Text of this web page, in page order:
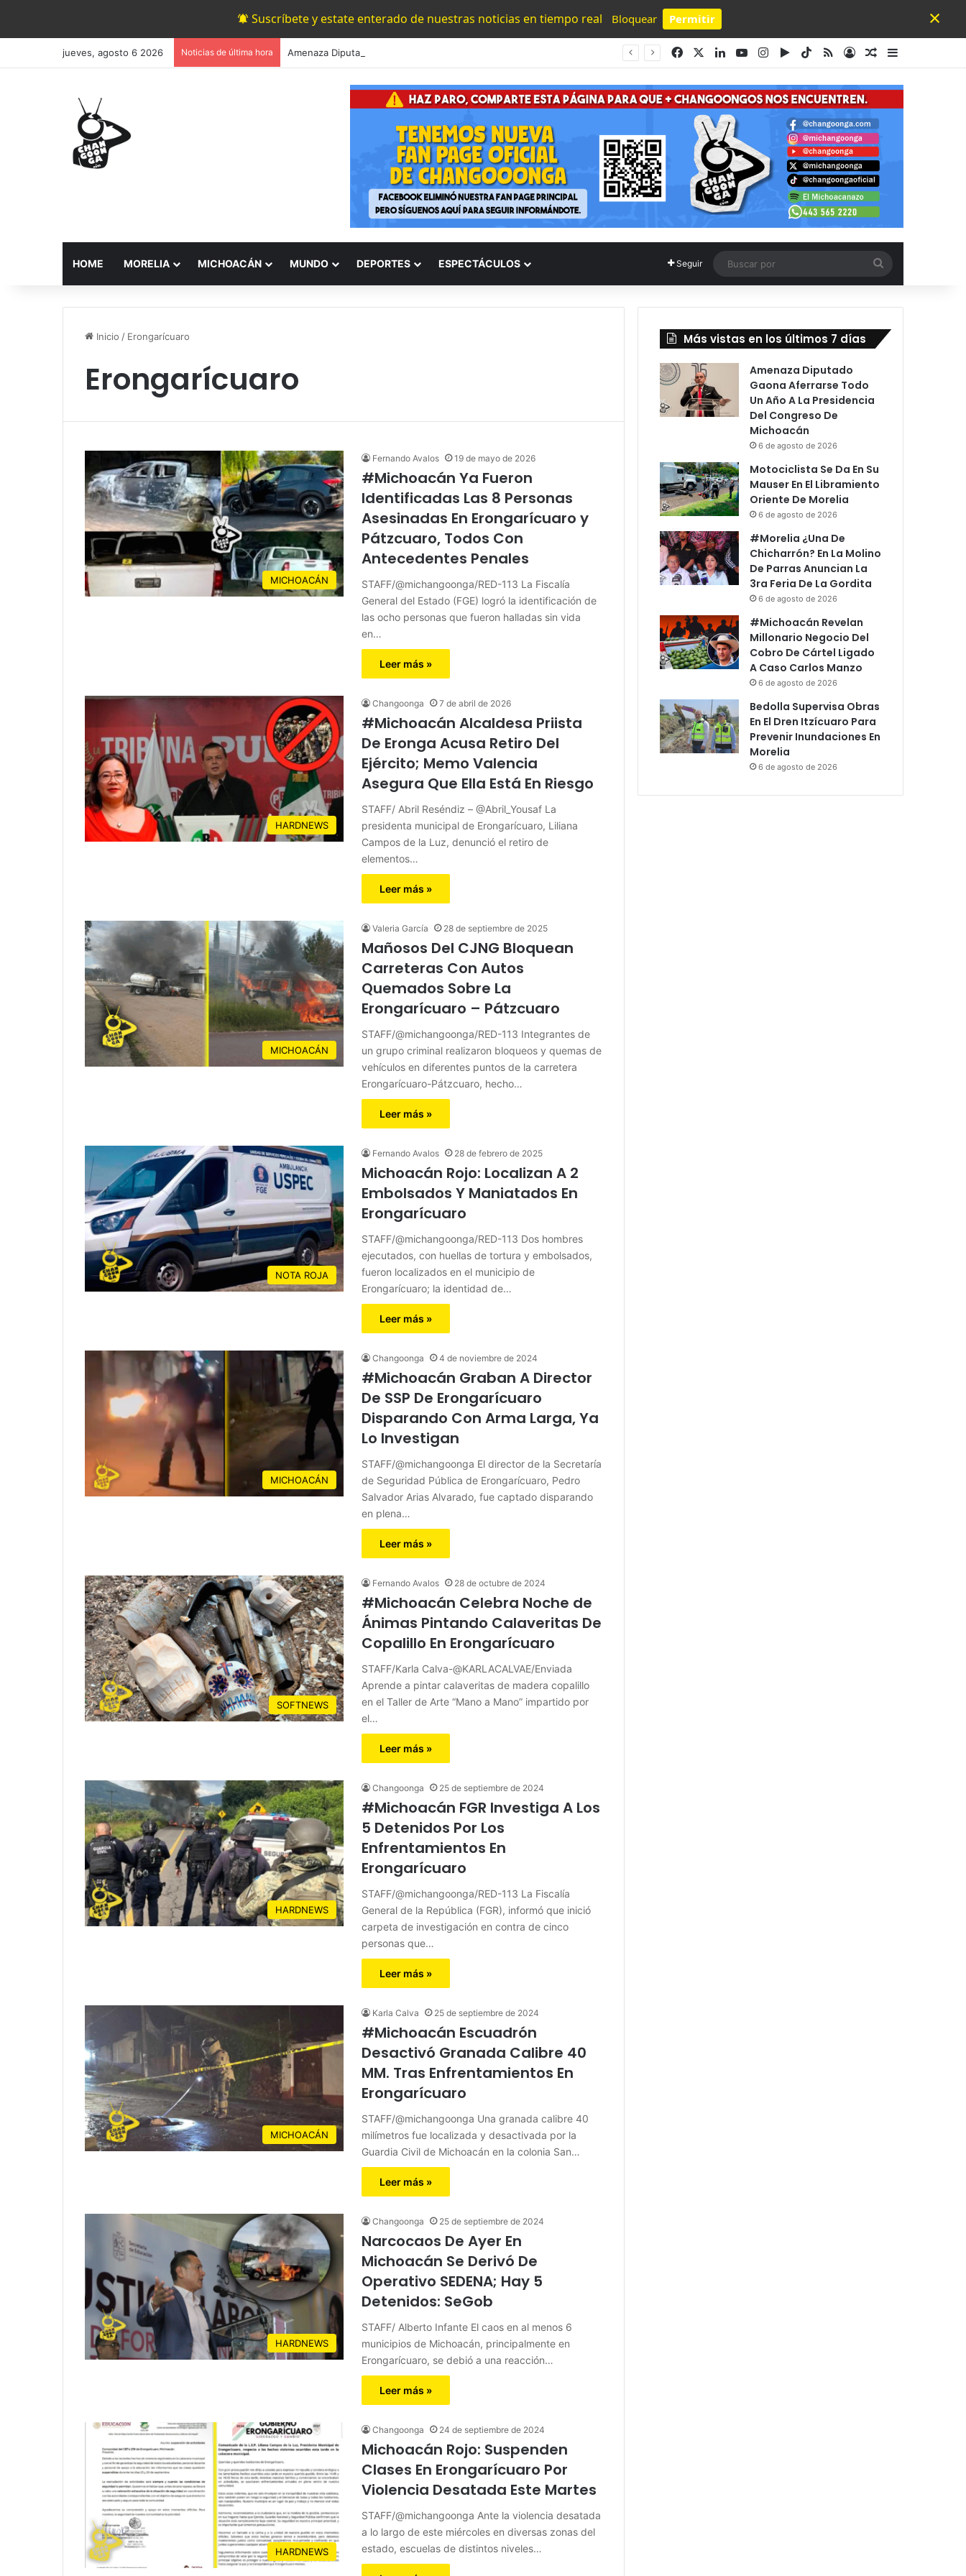
Suscríbete y estate enterado de nuestras noticias en tiempo real Bloquear Permitir
Powered by SendPulse
×
jueves, agosto 6 2026 Noticias de última hora FacebookLinkedInYouTubeInstagram
Google Play
TikTok
RSS AccesoPublicación al
HOME MORELIA MICHOACÁN MUNDO DEPORTES ESPECTÁCULOS Seguir
por
Inicio / Erongarícuaro
Erongarícuaro
MICHOACÁN
Fernando Avalos 19 de mayo de 2026
#Michoacán Ya Fueron
Identificadas Las 8 Personas
Asesinadas En Erongarícuaro y
Pátzcuaro, Todos Con
Antecedentes Penales
STAFF/@michangoonga/RED-113 La Fiscalía
General del Estado (FGE) logró la identificación de
las ocho personas que fueron halladas sin vida
en…
Leer más »
HARDNEWS
Changoonga 7 de abril de 2026
#Michoacán Alcaldesa Priista
De Eronga Acusa Retiro Del
Ejército; Memo Valencia
Asegura Que Ella Está En Riesgo
STAFF/ Abril Reséndiz – @Abril_Yousaf La
presidenta municipal de Erongarícuaro, Liliana
Campos de la Luz, denunció el retiro de
elementos…
Leer más »
MICHOACÁN
Valeria García 28 de septiembre de 2025
Mañosos Del CJNG Bloquean
Carreteras Con Autos
Quemados Sobre La
Erongarícuaro – Pátzcuaro
STAFF/@michangoonga/RED-113 Integrantes de
un grupo criminal realizaron bloqueos y quemas de
vehículos en diferentes puntos de la carretera
Erongarícuaro-Pátzcuaro, hecho…
Leer más »
NOTA ROJA
Fernando Avalos 28 de febrero de 2025
Michoacán Rojo: Localizan A 2
Embolsados Y Maniatados En
Erongarícuaro
STAFF/@michangoonga/RED-113 Dos hombres
ejecutados, con huellas de tortura y embolsados,
fueron localizados en el municipio de
Erongarícuaro; la identidad de…
Leer más »
MICHOACÁN
Changoonga 4 de noviembre de 2024
#Michoacán Graban A Director
De SSP De Erongarícuaro
Disparando Con Arma Larga, Ya
Lo Investigan
STAFF/@michangoonga El director de la Secretaría
de Seguridad Pública de Erongarícuaro, Pedro
Salvador Arias Alvarado, fue captado disparando
en plena…
Leer más »
SOFTNEWS
Fernando Avalos 28 de octubre de 2024
#Michoacán Celebra Noche de
Ánimas Pintando Calaveritas De
Copalillo En Erongarícuaro
STAFF/Karla Calva-@KARLACALVAE/Enviada
Aprende a pintar calaveritas de madera copalillo
en el Taller de Arte “Mano a Mano” impartido por
el…
Leer más »
HARDNEWS
Changoonga 25 de septiembre de 2024
#Michoacán FGR Investiga A Los
5 Detenidos Por Los
Enfrentamientos En
Erongarícuaro
STAFF/@michangoonga/RED-113 La Fiscalía
General de la República (FGR), informó que inició
carpeta de investigación en contra de cinco
personas que…
Leer más »
MICHOACÁN
Karla Calva 25 de septiembre de 2024
#Michoacán Escuadrón
Desactivó Granada Calibre 40
MM. Tras Enfrentamientos En
Erongarícuaro
STAFF/@michangoonga Una granada calibre 40
milímetros fue localizada y desactivada por la
Guardia Civil de Michoacán en la colonia San…
Leer más »
HARDNEWS
Changoonga 25 de septiembre de 2024
Narcocaos De Ayer En
Michoacán Se Derivó De
Operativo SEDENA; Hay 5
Detenidos: SeGob
STAFF/ Alberto Infante El caos en al menos 6
municipios de Michoacán, principalmente en
Erongarícuaro, se debió a una reacción…
Leer más »
HARDNEWS
Changoonga 24 de septiembre de 2024
Michoacán Rojo: Suspenden
Clases En Erongarícuaro Por
Violencia Desatada Este Martes
STAFF/@michangoonga Ante la violencia desatada
a lo largo de este miércoles en diversas zonas del
estado, escuelas de distintos niveles…
Más vistas en los últimos 7 días
Amenaza Diputado
Gaona Aferrarse Todo
Un Año A La Presidencia
Del Congreso De
Michoacán
6 de agosto de 2026
Motociclista Se Da En Su
Mauser En El Libramiento
Oriente De Morelia
6 de agosto de 2026
#Morelia ¿Una De
Chicharrón? En La Molino
De Parras Anuncian La
3ra Feria De La Gordita
6 de agosto de 2026
#Michoacán Revelan
Millonario Negocio Del
Cobro De Cártel Ligado
A Caso Carlos Manzo
6 de agosto de 2026
Bedolla Supervisa Obras
En El Dren Itzícuaro Para
Prevenir Inundaciones En
Morelia
6 de agosto de 2026